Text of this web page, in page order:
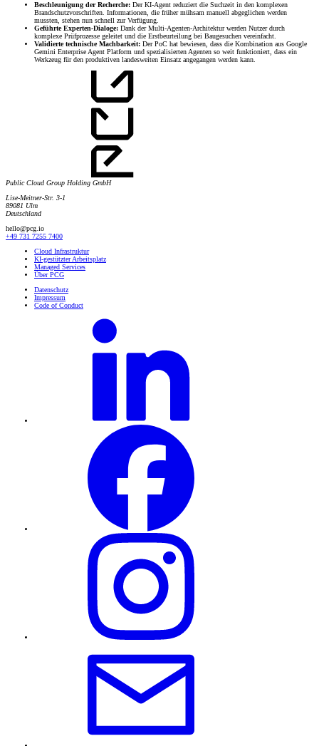
Beschleunigung der Recherche: Der KI-Agent reduziert die Suchzeit in den komplexen
Brandschutzvorschriften. Informationen, die früher mühsam manuell abgeglichen werden
mussten, stehen nun schnell zur Verfügung.
Geführte Experten-Dialoge: Dank der Multi-Agenten-Architektur werden Nutzer durch
komplexe Prüfprozesse geleitet und die Erstbeurteilung bei Baugesuchen vereinfacht.
Validierte technische Machbarkeit: Der PoC hat bewiesen, dass die Kombination aus Google
Gemini Enterprise Agent Platform und spezialisierten Agenten so weit funktioniert, dass ein
Werkzeug für den produktiven landesweiten Einsatz angegangen werden kann.
Public Cloud Group Holding GmbH
Lise-Meitner-Str. 3-1
89081 Ulm
Deutschland
hello@pcg.io
+49 731 7255 7400
Cloud Infrastruktur
KI-gestützter Arbeitsplatz
Managed Services
Über PCG
Datenschutz
Impressum
Code of Conduct